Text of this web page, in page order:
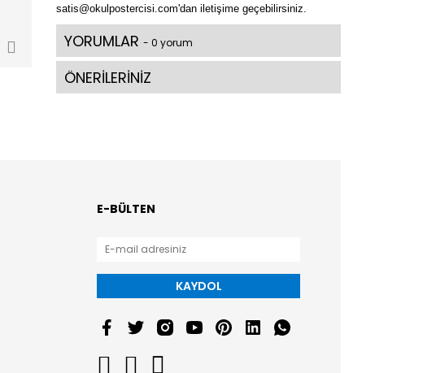
satis@okulpostercisi.com'dan iletişime geçebilirsiniz.
YORUMLAR - 0 yorum
ÖNERİLERİNİZ
E-BÜLTEN
KAYDOL